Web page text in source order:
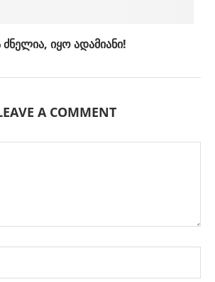
იყო ადამიანი!
A COMMENT